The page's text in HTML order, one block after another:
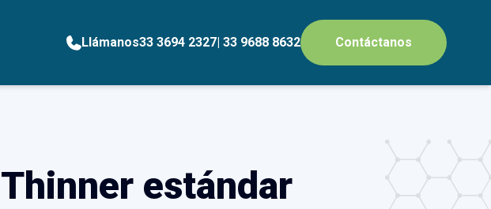
Llámanos33 3694 2327| 33 9688 8632 Contáctanos
Thinner estándar